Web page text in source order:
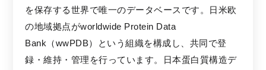
を保存する世界で唯一のデータベースです。日米欧
の地域拠点がworldwide Protein Data
Bank（wwPDB）という組織を構成し、共同で登
録・維持・管理を行っています。日本蛋白質構造デ